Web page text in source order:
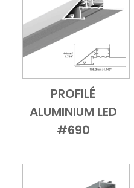
Add to Cart
Vue
PROFILÉ
ALUMINIUM LED
#690